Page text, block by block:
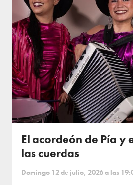
El acordeón de Pía y
las cuerdas
Domingo 12 de julio, 2026 a las